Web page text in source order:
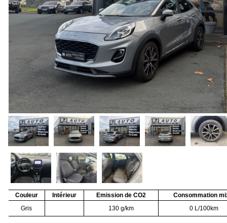
Couleur Intérieur Emission de CO2
Consommation
Gris
130 g/km 0 L/100km